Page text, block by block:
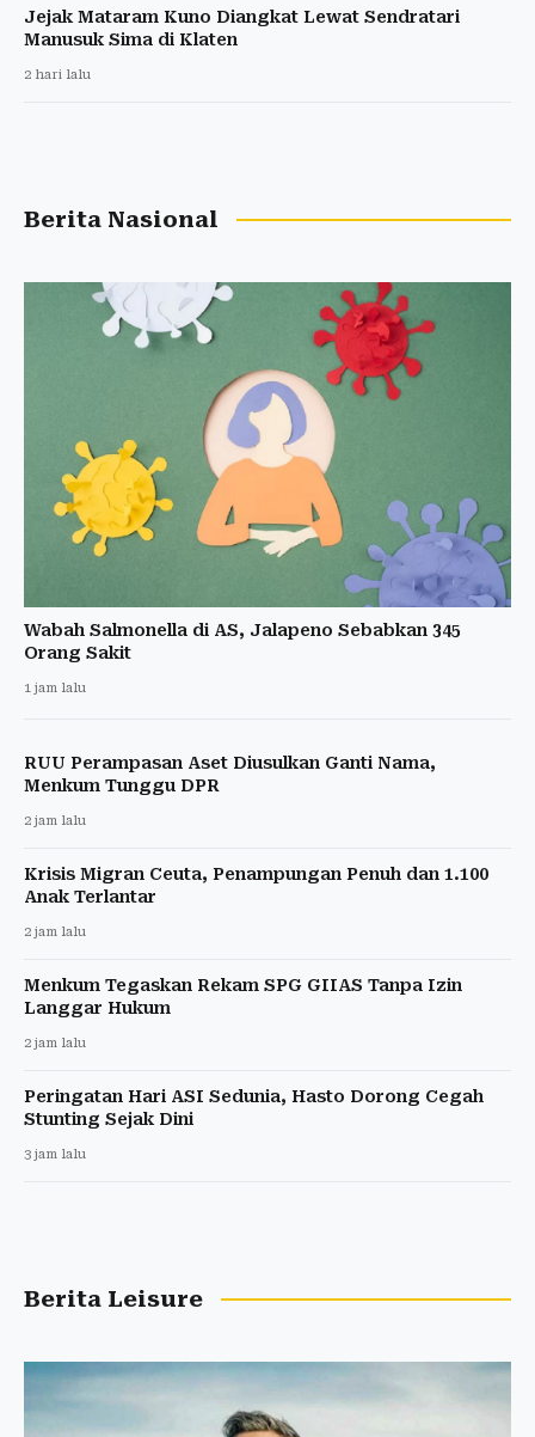
Jejak Mataram Kuno Diangkat Lewat Sendratari
Manusuk Sima di Klaten
2 hari lalu
Berita Nasional
Wabah Salmonella di AS, Jalapeno Sebabkan 345
Orang Sakit
1 jam lalu
RUU Perampasan Aset Diusulkan Ganti Nama,
Menkum Tunggu DPR
2 jam lalu
Krisis Migran Ceuta, Penampungan Penuh dan 1.100
Anak Terlantar
2 jam lalu
Menkum Tegaskan Rekam SPG GIIAS Tanpa Izin
Langgar Hukum
2 jam lalu
Peringatan Hari ASI Sedunia, Hasto Dorong Cegah
Stunting Sejak Dini
3 jam lalu
Berita Leisure